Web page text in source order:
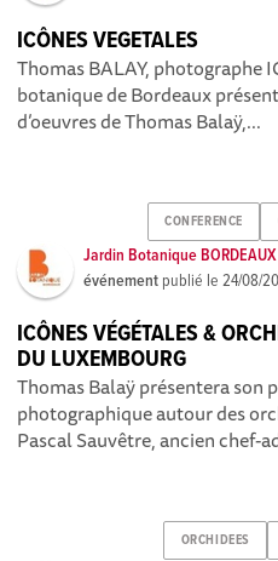
ICÔNES VEGETALES
Thomas BALAY, photographe
botanique de Bordeaux
d’oeuvres de Thomas Balaÿ,...
CONFERENCE
Jardin Botanique BORDEAUX
événement publié le24/08/
ICÔNES VÉGÉTALES &
DU LUXEMBOURG
Thomas Balaÿ présentera son
photographique autour des
Pascal Sauvêtre, ancien chef-
ORCHIDEES